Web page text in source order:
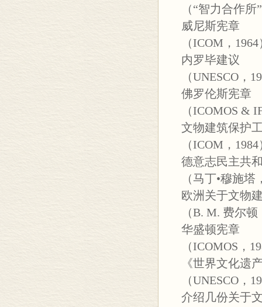
（“智力合作
威尼斯宪章
（ICOM，1964
内罗毕建议
（UNESCO，
佛罗伦斯宪章
（ICOMOS &
文物建筑保护
（ICOM，1984
德意志民主共
（马丁•穆施塔
欧洲关于文物
（B. M. 费尔
华盛顿宪章
（ICOMOS，
《世界文化遗
（UNESCO，
介绍几份关于